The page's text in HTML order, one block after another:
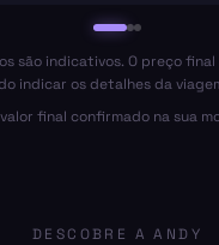
são indicativos. O preço
indicar os detalhes da
final confirmado na sua
DESCOBRE A ANDY